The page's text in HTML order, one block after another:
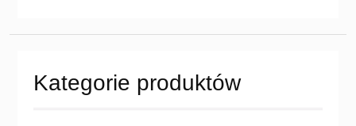
stronie
Kategorie produktów